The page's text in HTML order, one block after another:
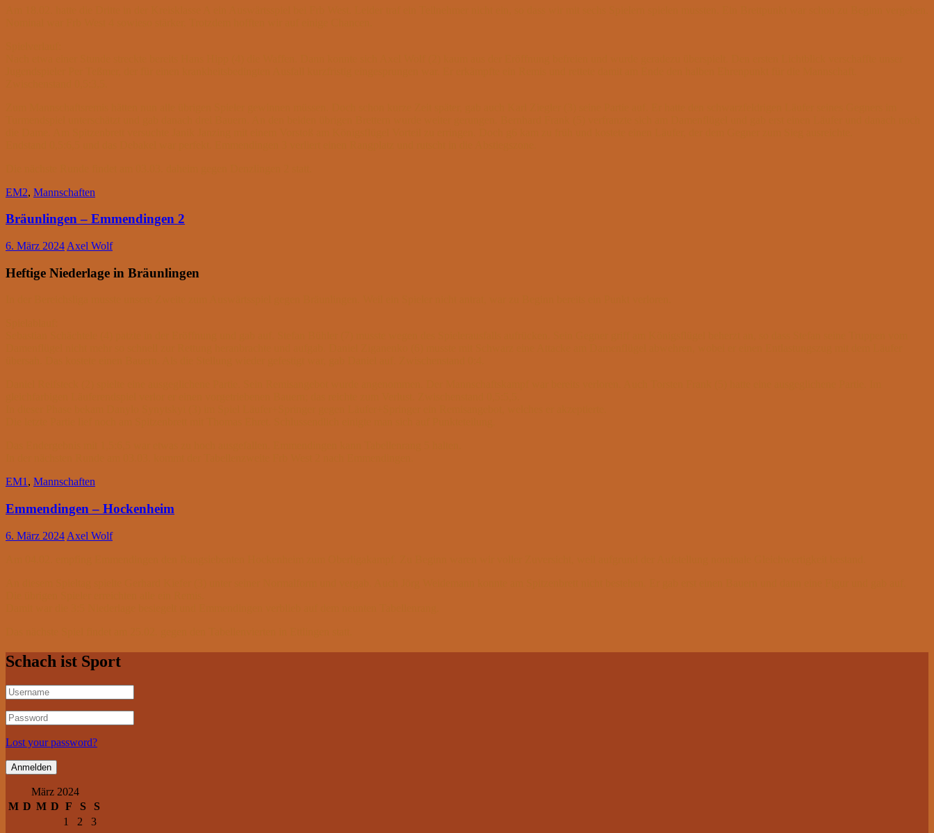
EM2, Mannschaften
Bräunlingen – Emmendingen 2
6. März 2024 Axel Wolf
Heftige Niederlage in Bräunlingen
EM1, Mannschaften
Emmendingen – Hockenheim
6. März 2024 Axel Wolf
Schach ist Sport
Lost your password?
März 2024
M D M D F S
S
1
2
3